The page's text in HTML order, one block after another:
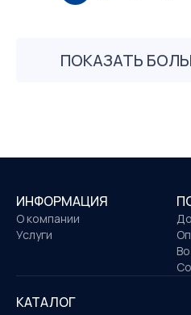
ПОКАЗАТЬ
ИНФОРМАЦИЯ
О компании
Услуги
КАТАЛОГ